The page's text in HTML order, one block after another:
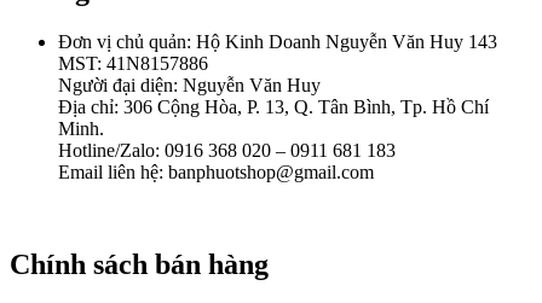
Đơn vị chủ quản: Hộ Kinh Doanh Nguyễn Văn Huy 143
MST: 41N8157886
Người đại diện: Nguyễn Văn Huy
Địa chỉ: 306 Cộng Hòa, P. 13, Q. Tân Bình, Tp. Hồ Chí
Minh.
Hotline/Zalo: 0916 368 020 – 0911 681 183
Email liên hệ: banphuotshop@gmail.com
Chính sách bán hàng